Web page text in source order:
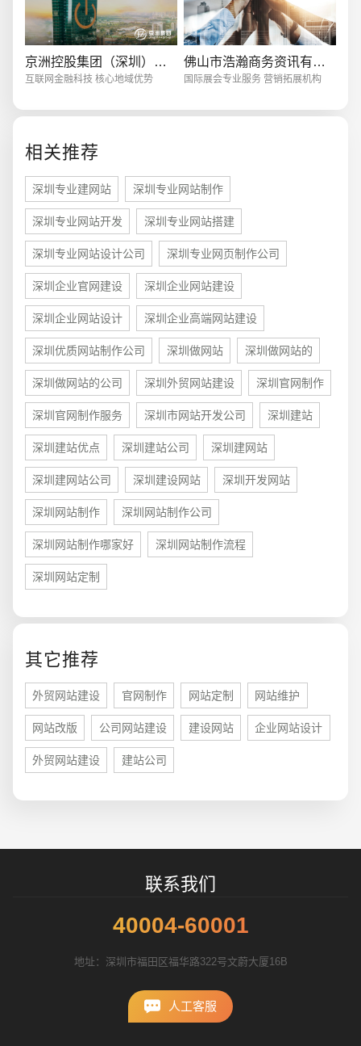
京洲控股集团（深圳）有限公司
互联网金融科技 核心地域优势
佛山市浩瀚商务资讯有限公司
国际展会专业服务 营销拓展机构
相关推荐
深圳专业建网站 深圳专业网站制作
深圳专业网站开发 深圳专业网站搭建
深圳专业网站设计公司 深圳专业网页制作公司
深圳企业官网建设 深圳企业网站建设
深圳企业网站设计 深圳企业高端网站建设
深圳优质网站制作公司 深圳做网站 深圳做网站的
深圳做网站的公司 深圳外贸网站建设 深圳官网制作
深圳官网制作服务 深圳市网站开发公司 深圳建站
深圳建站优点 深圳建站公司 深圳建网站
深圳建网站公司 深圳建设网站 深圳开发网站
深圳网站制作 深圳网站制作公司
深圳网站制作哪家好 深圳网站制作流程
深圳网站定制
其它推荐
外贸网站建设 官网制作 网站定制 网站维护
网站改版 公司网站建设 建设网站 企业网站设计
外贸网站建设 建站公司
联系我们
40004-60001
地址：深圳市福田区福华路322号文蔚大厦16B
人工客服
创意品牌型网站 · 标准企业官网建设 · 外贸网
您的预算
招标项目